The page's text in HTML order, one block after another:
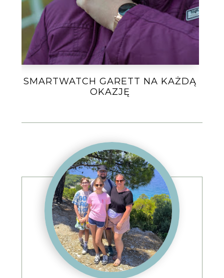
SMARTWATCH GARETT NA KAŻDĄ
OKAZJĘ